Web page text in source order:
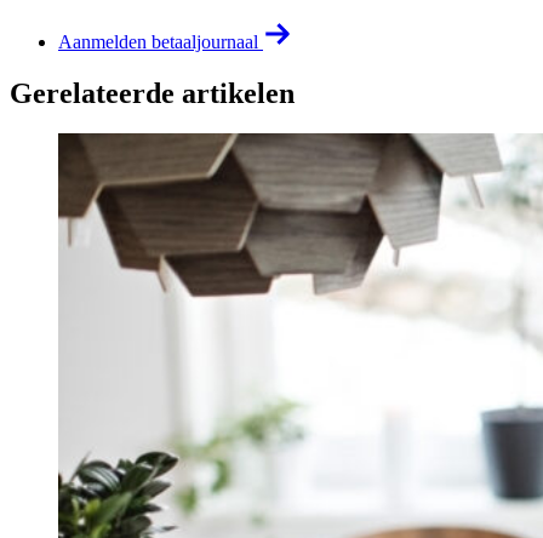
Aanmelden betaaljournaal
Gerelateerde artikelen